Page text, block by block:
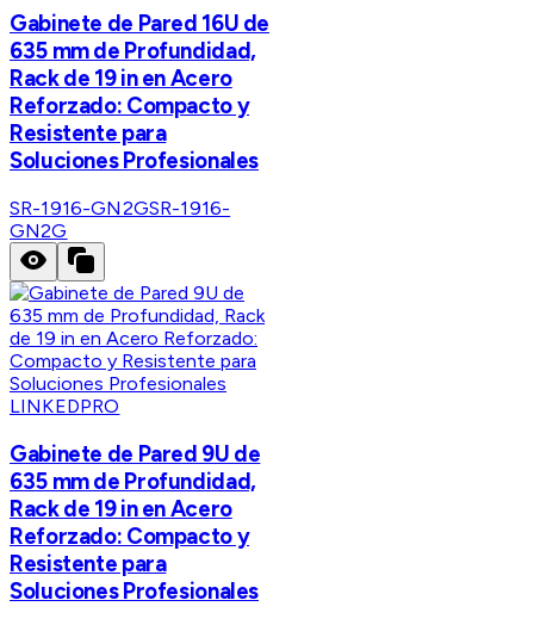
Gabinete de Pared 16U de
635 mm de Profundidad,
Rack de 19 in en Acero
Reforzado: Compacto y
Resistente para
Soluciones Profesionales
SR-1916-GN2GSR-1916-
GN2G
LINKEDPRO
Gabinete de Pared 9U de
635 mm de Profundidad,
Rack de 19 in en Acero
Reforzado: Compacto y
Resistente para
Soluciones Profesionales